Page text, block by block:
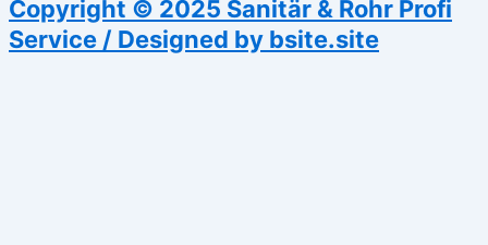
Copyright © 2025 Sanitär & Rohr Profi
Service / Designed by bsite.site